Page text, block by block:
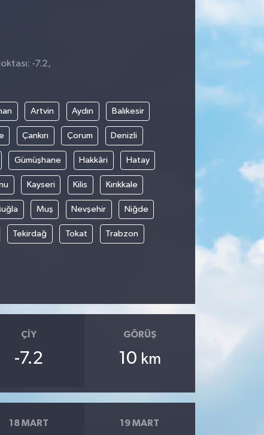
-7.2,
Artvin Aydın Balıkesir
Çankırı Çorum Denizli
Gümüşhane Hakkâri Hatay
Kayseri Kilis Kırıkkale
Muş Nevşehir Niğde
Tekirdağ Tokat Trabzon
ÇIY
-7.2
GÖRÜŞ
10 km
18 MART 19 MART